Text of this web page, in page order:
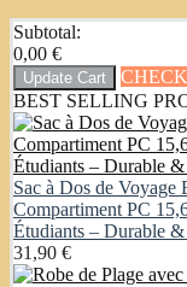
Subtotal:
0,00 €
Update Cart
BEST SELLING
Sac à Dos de Voyage
Compartiment PC
Étudiants – Durable
31,90 €